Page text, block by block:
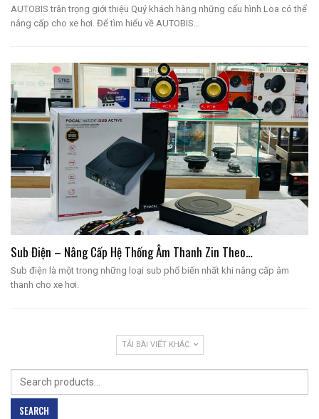
AUTOBIS trân trọng giới thiệu Quý khách hàng những cấu hình Loa có thể
nâng cấp cho xe hơi. Để tìm hiểu về AUTOBIS…
Sub Điện – Nâng Cấp Hệ Thống Âm Thanh Zin Theo…
Sub điện là một trong những loại sub phổ biến nhất khi nâng cấp âm
thanh cho xe hơi.
TẢI BÀI VIẾT KHÁC
Search
for:
SEARCH